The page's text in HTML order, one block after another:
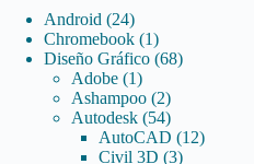
Android 2424
productos
Chromebook 11
producto
Diseño Gráfico 6868
Adobe 11
producto
Ashampoo 22
productos
Autodesk 5454
productos
AutoCAD 1212
Civil 3D 33